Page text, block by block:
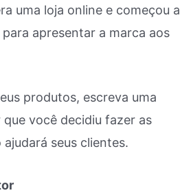
uma loja online e começou a
apresentar a marca aos
produtos, escreva uma
você decidiu fazer as
seus clientes.